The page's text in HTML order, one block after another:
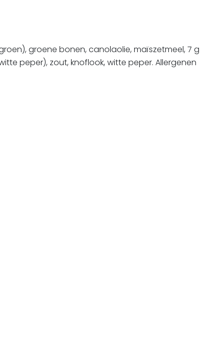
groene bonen, canolaolie, maïszetmeel, 7 g
peper), zout, knoflook, witte peper. Allergenen